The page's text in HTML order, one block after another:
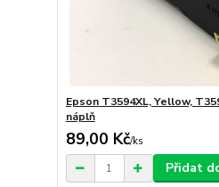
Epson T3594XL, Yellow,
náplň
89,00 Kč/ks
Přidat